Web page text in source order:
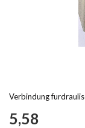
Verbindung
5,58